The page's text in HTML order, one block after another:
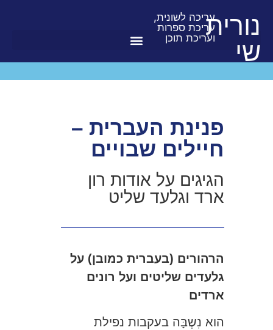
נורית
שי
עריכה לשונית,
עריכת ספרות
ועריכת תוכן
פנינת העברית –
חיילים שבויים
הגיגים על אודות רון
ארד וגלעד שליט
הרהורים (בעברית כמובן) על
גלעדים שליטים ועל רונים
ארדים
הוא נִשְבָּה בעקבות נפילת